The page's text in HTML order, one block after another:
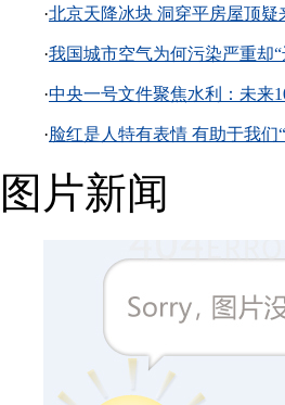
·北京天降冰块 洞穿平房屋顶疑
·我国城市空气为何污染严重却“
·中央一号文件聚焦水利：未来
·脸红是人特有表情 有助于我们
图片新闻